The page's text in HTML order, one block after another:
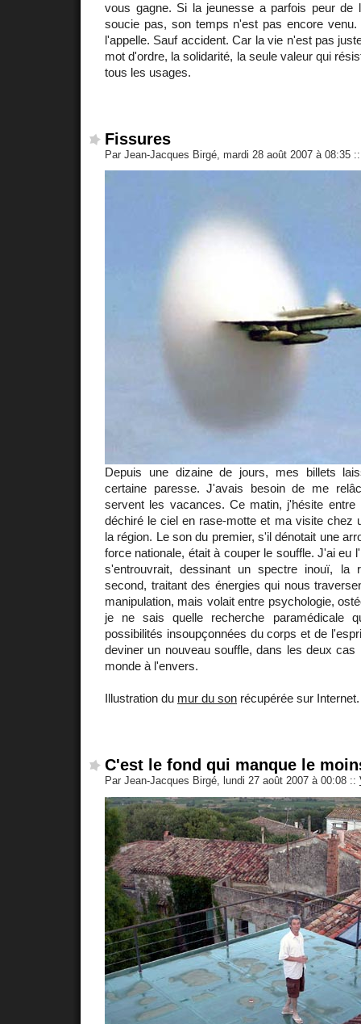
vous gagne. Si la jeunesse a parfois peur de
soucie pas, son temps n'est pas encore
l'appelle. Sauf accident. Car la vie n'est pas
mot d'ordre, la solidarité, la seule valeur qui
tous les usages.
Fissures
Par Jean-Jacques Birgé, mardi 28 août 2007 à 08:35 ::
Depuis une dizaine de jours, mes billets
certaine paresse. J'avais besoin de me
servent les vacances. Ce matin, j'hésite
déchiré le ciel en rase-motte et ma visite chez
la région. Le son du premier, s'il dénotait une
force nationale, était à couper le souffle. J'ai eu
s'entrouvrait, dessinant un spectre inouï, la
second, traitant des énergies qui nous
manipulation, mais volait entre psychologie,
je ne sais quelle recherche paramédicale
possibilités insoupçonnées du corps et de
deviner un nouveau souffle, dans les deux
monde à l'envers.
Illustration du mur du son récupérée sur Internet.
C'est le fond qui manque le
Par Jean-Jacques Birgé, lundi 27 août 2007 à 00:08 ::